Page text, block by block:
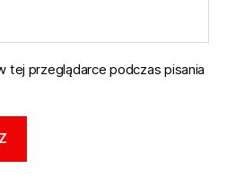
tej przeglądarce podczas pisania